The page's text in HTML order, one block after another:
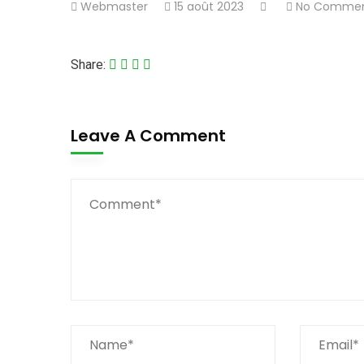
Webmaster 15 août 2023 No
Share:
Leave A Comment